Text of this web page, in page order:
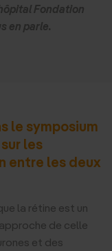
Fondation
en parle.
le symposium
les
entre les deux
la rétine est un
de celle
et des